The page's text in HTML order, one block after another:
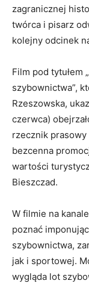
zagranicznej
twórca i pisarz
kolejny odcinek
Film pod tytułem
szybownictwa”,
Rzeszowska,
czerwca)
rzecznik
bezcenna
wartości
Bieszczad.
W filmie na
poznać
szybownictwa,
jak i sportowej.
wygląda lot